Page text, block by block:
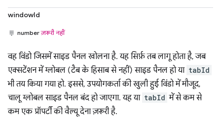
windowId
numberज़रूरी नहीं
वह विंडो जिसमें साइड पैनल खोलना है. यह सिर्फ़ तब लागू होता है, जब
एक्सटेंशन में ग्लोबल (टैब के हिसाब से नहीं) साइड पैनल हो या tabId
भी तय किया गया हो. इससे, उपयोगकर्ता की खुली हुई विंडो में मौजूद,
चालू ग्लोबल साइड पैनल बंद हो जाएगा. यह या tabId में से कम से
कम एक प्रॉपर्टी की वैल्यू देना ज़रूरी है.